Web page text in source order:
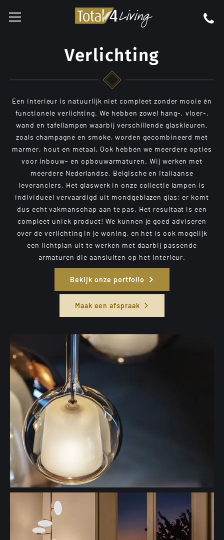
Verlichting
Een interieur is natuurlijk niet compleet zonder mooie én
functionele verlichting. We hebben zowel hang-, vloer-,
wand en tafellampen waarbij verschillende glaskleuren,
zoals champagne en smoke, worden gecombineerd met
marmer, hout en metaal. Ook hebben we meerdere opties
voor inbouw- en opbouwarmaturen. Wij werken met
meerdere Nederlandse, Belgische en Italiaanse
leveranciers. Het glaswerk in onze collectie lampen is
individueel vervaardigd uit mondgeblazen glas; er komt
dus echt vakmanschap aan te pas. Het resultaat is een
compleet uniek product! We kunnen je goed adviseren
over de verlichting in je woning, en het is ook mogelijk
een lichtplan uit te werken met daarbij passende
armaturen die aansluiten op het interieur.
Bekijk onze portfolio
Maak een afspraak